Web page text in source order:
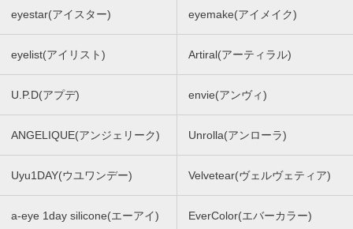
eyestar(アイスター) eyemake(アイメイク)
eyelist(アイリスト) Artiral(アーティラル)
U.P.D(アプデ) envie(アンヴィ)
ANGELIQUE(アンジェリーク) Unrolla(アンローラ)
Uyu1DAY(ウユワンデー) Velvetear(ヴェルヴェティア)
a-eye 1day silicone(エーアイ) EverColor(エバーカラー)